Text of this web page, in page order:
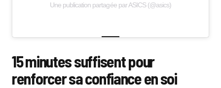
Une publication partagée par ASICS (@asics)
15 minutes suffisent pour
renforcer sa confiance en soi